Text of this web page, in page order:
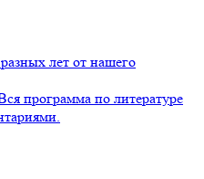
лет от нашего
программа по литературе